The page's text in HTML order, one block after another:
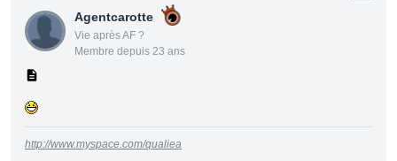
Agentcarotte
Vie après AF ?
Membre depuis 23 ans
http://www.myspace.com/qualiea